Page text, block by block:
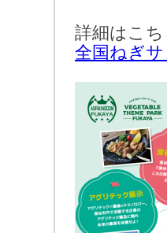
詳細はこち
全国ねぎ